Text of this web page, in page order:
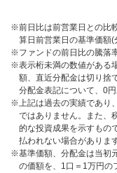
※前日比は前営業日との比
算日前営業日の基準価額(
※ファンドの前日比の騰落
※表示桁未満の数値がある
額、直近分配金は切り捨
分配金表記について、0
※上記は過去の実績であり
ではありません。また、
的な投資成果を示すもの
払われない場合があります
※基準価額、分配金は当初
の価額を、1口＝1万円の